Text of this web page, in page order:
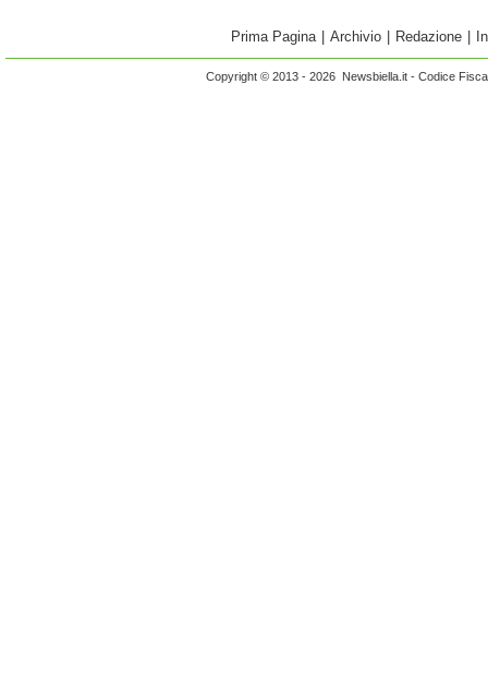
Prima Pagina Archivio Redazione
Copyright © 2013 - 2026 Newsbiella.it - Codice